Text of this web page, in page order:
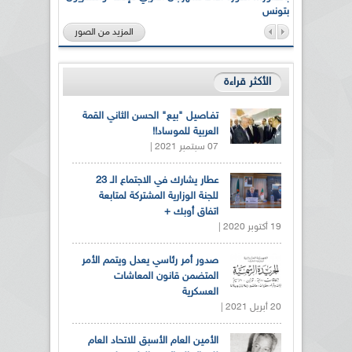
بتونس
المزيد من الصور
الأكثر قراءة
تفـاصيل "بيع" الحسن الثاني القمة
العربية للموساد!!
07 سبتمبر 2021 |
عطار يشارك في الاجتماع الـ 23
للجنة الوزارية المشتركة لمتابعة
اتفاق أوبك +
19 أكتوبر 2020 |
صدور أمر رئاسي يعدل ويتمم الأمر
المتضمن قانون المعاشات
العسكرية
20 أبريل 2021 |
الأمين العام الأسبق للاتحاد العام